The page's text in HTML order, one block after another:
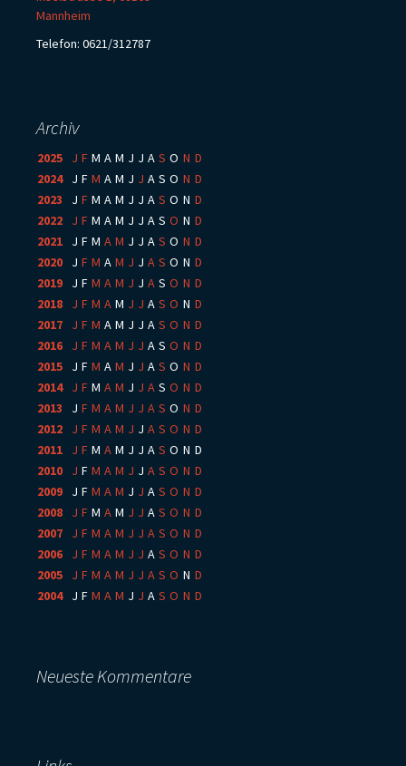
Mannheim
Telefon: 0621/312787
Archiv
2025 J F M A M J J A S O N D
2024: J F M A M J J A S O N D
2023
J F M A M J J A S O N D
2022
J F M A M J J A S O N D
2021
J F M A M J J A S O N D
2020
J F M A M J J A S O N D
2019
J F M A M J J A S O N D
2018
J F M A M J J A S O N D
2017
J F M A M J J A S O N D
2016
J F M A M J J A S O N D
2015
J F M A M J J A S O N D
2014: J F M A M J J A S O N D
2013
J F M A M J J A S O N D
2012
J F M A M J J A S O N D
2011
J F M A M J J A S O N D
2010
J F M A M J J A S O N D
2009
J F M A M J J A S O N D
2008
J F M A M J J A S O N D
2007
J F M A M J J A S O N D
2006
J F M A M J J A S O N D
2005
J F M A M J J A S O N D
2004: J F M A M J J A S O N D
Neueste Kommentare